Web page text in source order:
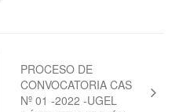
PROCESO DE
CONVOCATORIA CAS
Nº 01 -2022 -UGEL